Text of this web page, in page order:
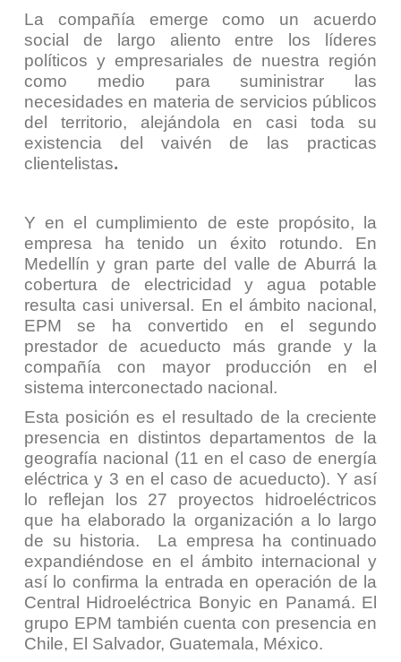
La compañía emerge como un acuerdo
social de largo aliento entre los líderes
políticos y empresariales de nuestra región
como medio para suministrar las
necesidades en materia de servicios públicos
del territorio, alejándola en casi toda su
existencia del vaivén de las practicas
clientelistas.
Y en el cumplimiento de este propósito, la
empresa ha tenido un éxito rotundo. En
Medellín y gran parte del valle de Aburrá la
cobertura de electricidad y agua potable
resulta casi universal. En el ámbito nacional,
EPM se ha convertido en el segundo
prestador de acueducto más grande y la
compañía con mayor producción en el
sistema interconectado nacional.
Esta posición es el resultado de la creciente
presencia en distintos departamentos de la
geografía nacional (11 en el caso de energía
eléctrica y 3 en el caso de acueducto). Y así
lo reflejan los 27 proyectos hidroeléctricos
que ha elaborado la organización a lo largo
de su historia. La empresa ha continuado
expandiéndose en el ámbito internacional y
así lo confirma la entrada en operación de la
Central Hidroeléctrica Bonyic en Panamá. El
grupo EPM también cuenta con presencia en
Chile, El Salvador, Guatemala, México.